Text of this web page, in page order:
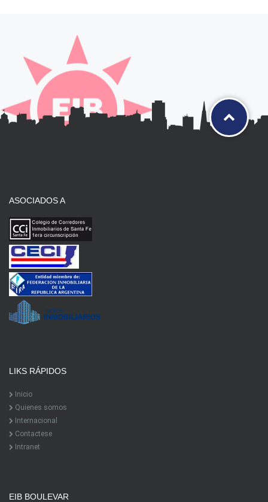
ASOCIADOS A
LIKS RÁPIDOS
Inicio
Quienes somos
Internacional
Contactese
Intranet
EIB BOULEVAR